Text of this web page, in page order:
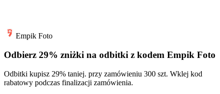
Empik Foto
Odbierz 29% zniżki na odbitki z kodem Empik Foto
Odbitki kupisz 29% taniej. przy zamówieniu 300 szt. Wklej kod
rabatowy podczas finalizacji zamówienia.